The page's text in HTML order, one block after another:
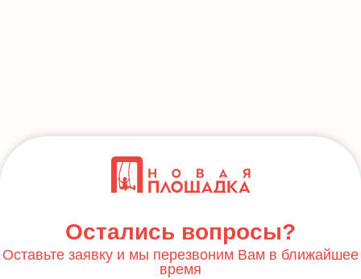
Остались вопросы?
Оставьте заявку и мы перезвоним Вам в ближайшее
время